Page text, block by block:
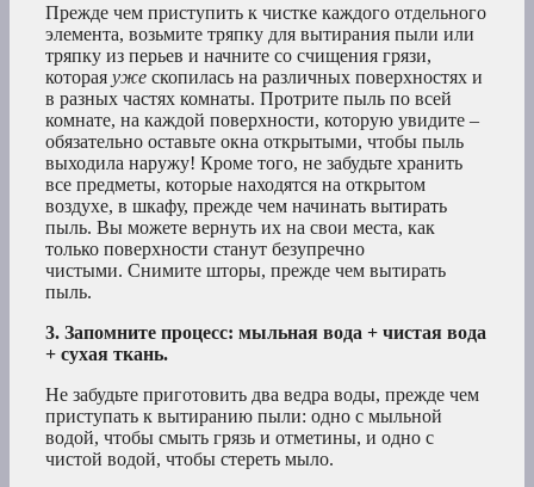
Прежде чем приступить к чистке каждого отдельного
элемента, возьмите тряпку для вытирания пыли или
тряпку из перьев и начните со счищения грязи,
которая уже скопилась на различных поверхностях и
в разных частях комнаты. Протрите пыль по всей
комнате, на каждой поверхности, которую увидите –
обязательно оставьте окна открытыми, чтобы пыль
выходила наружу! Кроме того, не забудьте хранить
все предметы, которые находятся на открытом
воздухе, в шкафу, прежде чем начинать вытирать
пыль. Вы можете вернуть их на свои места, как
только поверхности станут безупречно
чистыми. Снимите шторы, прежде чем вытирать
пыль.
3. Запомните процесс: мыльная вода + чистая вода
+ сухая ткань.
Не забудьте приготовить два ведра воды, прежде чем
приступать к вытиранию пыли: одно с мыльной
водой, чтобы смыть грязь и отметины, и одно с
чистой водой, чтобы стереть мыло.